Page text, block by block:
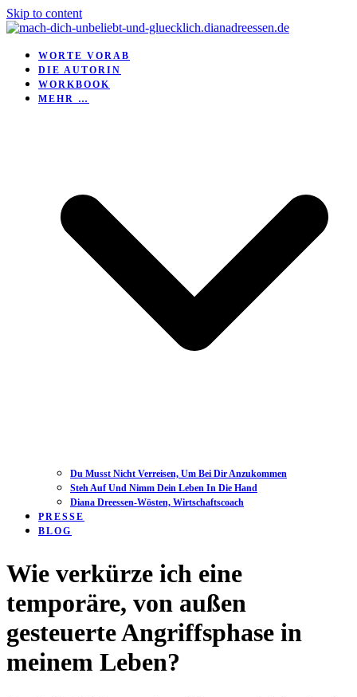
Skip to content
WORTE VORAB
DIE AUTORIN
WORKBOOK
MEHR …
Du Musst Nicht Verreisen, Um Bei Dir Anzukommen
Steh Auf Und Nimm Dein Leben In Die Hand
Diana Dreessen-Wösten, Wirtschaftscoach
PRESSE
BLOG
mobile
menu
mobile
menu
Wie verkürze ich eine
temporäre, von außen
gesteuerte Angriffsphase in
meinem Leben?